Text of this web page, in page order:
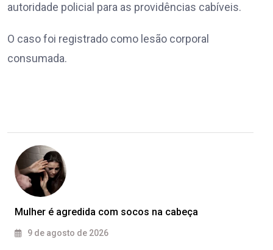
autoridade policial para as providências cabíveis.
O caso foi registrado como lesão corporal
consumada.
Mulher é agredida com socos na cabeça
9 de agosto de 2026